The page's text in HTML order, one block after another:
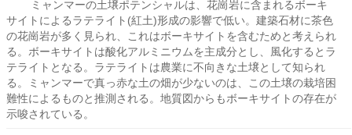
ミャンマーの土壌ポテンシャルは、花崗岩に含まれるボーキ
サイトによるラテライト(紅土)形成の影響で低い。建築石材に茶色
の花崗岩が多く見られ、これはボーキサイトを含むためと考えられ
る。ボーキサイトは酸化アルミニウムを主成分とし、風化するとラ
テライトとなる。ラテライトは農業に不向きな土壌として知られ
る。ミャンマーで真っ赤な土の畑が少ないのは、この土壌の栽培困
難性によるものと推測される。地質図からもボーキサイトの存在が
示唆されている。